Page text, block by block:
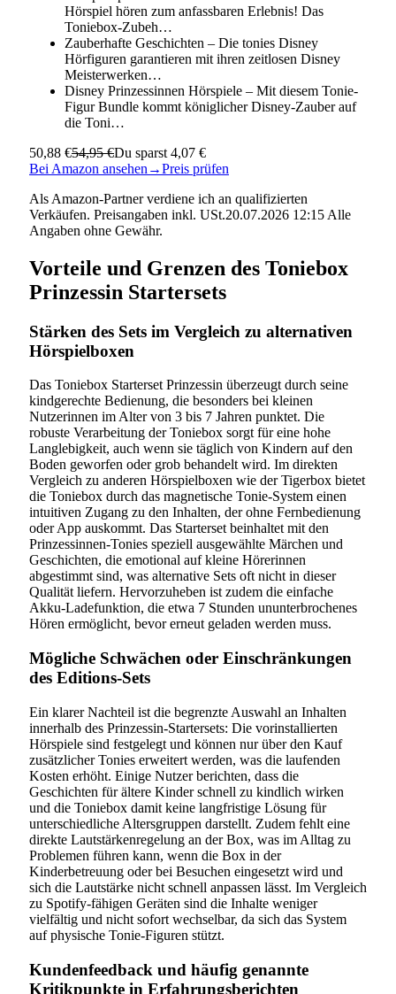
Hörspiel hören zum anfassbaren Erlebnis! Das
Toniebox-Zubeh…
Zauberhafte Geschichten – Die tonies Disney
Hörfiguren garantieren mit ihren zeitlosen Disney
Meisterwerken…
Disney Prinzessinnen Hörspiele – Mit diesem Tonie-
Figur Bundle kommt königlicher Disney-Zauber auf
die Toni…
50,88 €54,95 €Du sparst 4,07 €
Bei Amazon ansehen →Preis prüfen
Als Amazon-Partner verdiene ich an qualifizierten
Verkäufen. Preisangaben inkl. USt.20.07.2026 12:15 Alle
Angaben ohne Gewähr.
Vorteile und Grenzen des Toniebox
Prinzessin Startersets
Stärken des Sets im Vergleich zu alternativen
Hörspielboxen
Das Toniebox Starterset Prinzessin überzeugt durch seine
kindgerechte Bedienung, die besonders bei kleinen
Nutzerinnen im Alter von 3 bis 7 Jahren punktet. Die
robuste Verarbeitung der Toniebox sorgt für eine hohe
Langlebigkeit, auch wenn sie täglich von Kindern auf den
Boden geworfen oder grob behandelt wird. Im direkten
Vergleich zu anderen Hörspielboxen wie der Tigerbox bietet
die Toniebox durch das magnetische Tonie-System einen
intuitiven Zugang zu den Inhalten, der ohne Fernbedienung
oder App auskommt. Das Starterset beinhaltet mit den
Prinzessinnen-Tonies speziell ausgewählte Märchen und
Geschichten, die emotional auf kleine Hörerinnen
abgestimmt sind, was alternative Sets oft nicht in dieser
Qualität liefern. Hervorzuheben ist zudem die einfache
Akku-Ladefunktion, die etwa 7 Stunden ununterbrochenes
Hören ermöglicht, bevor erneut geladen werden muss.
Mögliche Schwächen oder Einschränkungen
des Editions-Sets
Ein klarer Nachteil ist die begrenzte Auswahl an Inhalten
innerhalb des Prinzessin-Startersets: Die vorinstallierten
Hörspiele sind festgelegt und können nur über den Kauf
zusätzlicher Tonies erweitert werden, was die laufenden
Kosten erhöht. Einige Nutzer berichten, dass die
Geschichten für ältere Kinder schnell zu kindlich wirken
und die Toniebox damit keine langfristige Lösung für
unterschiedliche Altersgruppen darstellt. Zudem fehlt eine
direkte Lautstärkenregelung an der Box, was im Alltag zu
Problemen führen kann, wenn die Box in der
Kinderbetreuung oder bei Besuchen eingesetzt wird und
sich die Lautstärke nicht schnell anpassen lässt. Im Vergleich
zu Spotify-fähigen Geräten sind die Inhalte weniger
vielfältig und nicht sofort wechselbar, da sich das System
auf physische Tonie-Figuren stützt.
Kundenfeedback und häufig genannte
Kritikpunkte in Erfahrungsberichten